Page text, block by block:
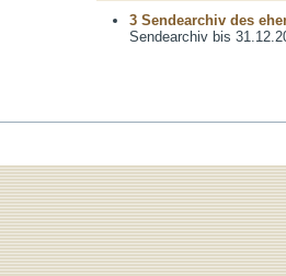
3 Sendearchiv des
Sendearchiv bis